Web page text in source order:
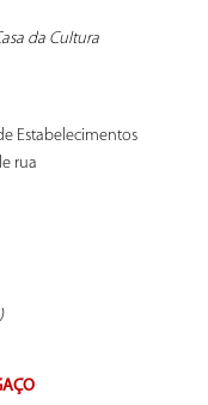
da Cultura
Estabelecimentos
rua